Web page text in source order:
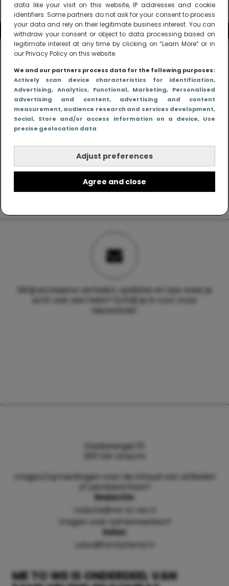
data like your visit on this website, IP addresses and cookie
identifiers. Some partners do not ask for your consent to process
your data and rely on their legitimate business interest. You can
withdraw your consent or object to data processing based on
legitimate interest at any time by clicking on “Learn More” or in
our Privacy Policy on this website.
We and our partners process data for the following purposes:
Actively scan device characteristics for identification,
Advertising, Analytics, Functional, Marketing, Personalised
advertising and content, advertising and content
measurement, audience research and services development,
Social, Store and/or access information on a device, Use
precise geolocation data
Adjust preferences
Agree and close
Wil jij exclusieve verhalen, updates en tips waar je
echt wat aan hebt? Schrijf je in voor onze
nieuwsbrief.
ME TO WE IS ONDERDEEL VAN
Daalsesingel 51
3511 SW Utrecht
Vragen/opmerkingen over de inhoud van artikelen
of persberichten?
Redactie:
redactie@me-to-we.nl
Vragen over samenwerken?
Sales:
sales@familyblend.nl